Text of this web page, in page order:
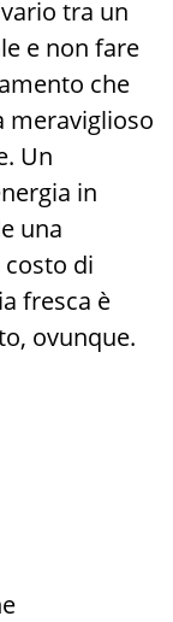
tra un
e non fare
che
meraviglioso
Un
in
una
di
fresca è
ovunque.